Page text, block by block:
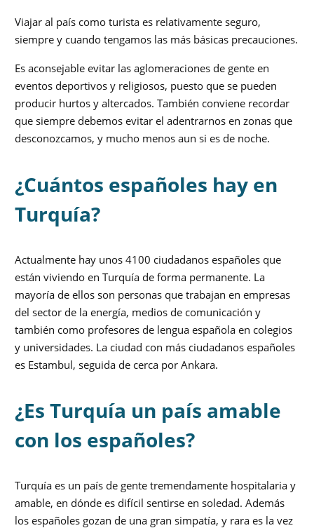
Viajar al país como turista es relativamente seguro,
siempre y cuando tengamos las más básicas precauciones.
Es aconsejable evitar las aglomeraciones de gente en
eventos deportivos y religiosos, puesto que se pueden
producir hurtos y altercados. También conviene recordar
que siempre debemos evitar el adentrarnos en zonas que
desconozcamos, y mucho menos aun si es de noche.
¿Cuántos españoles hay en
Turquía?
Actualmente hay unos 4100 ciudadanos españoles que
están viviendo en Turquía de forma permanente. La
mayoría de ellos son personas que trabajan en empresas
del sector de la energía, medios de comunicación y
también como profesores de lengua española en colegios
y universidades. La ciudad con más ciudadanos españoles
es Estambul, seguida de cerca por Ankara.
¿Es Turquía un país amable
con los españoles?
Turquía es un país de gente tremendamente hospitalaria y
amable, en dónde es difícil sentirse en soledad. Además
los españoles gozan de una gran simpatía, y rara es la vez